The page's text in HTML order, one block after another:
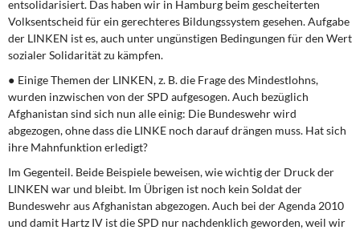
entsolidarisiert. Das haben wir in Hamburg beim gescheiterten
Volksentscheid für ein gerechteres Bildungssystem gesehen. Aufgabe
der LINKEN ist es, auch unter ungünstigen Bedingungen für den Wert
sozialer Solidarität zu kämpfen.
● Einige Themen der LINKEN, z. B. die Frage des Mindestlohns,
wurden inzwischen von der SPD aufgesogen. Auch bezüglich
Afghanistan sind sich nun alle einig: Die Bundeswehr wird
abgezogen, ohne dass die LINKE noch darauf drängen muss. Hat sich
ihre Mahnfunktion erledigt?
Im Gegenteil. Beide Beispiele beweisen, wie wichtig der Druck der
LINKEN war und bleibt. Im Übrigen ist noch kein Soldat der
Bundeswehr aus Afghanistan abgezogen. Auch bei der Agenda 2010
und damit Hartz IV ist die SPD nur nachdenklich geworden, weil wir